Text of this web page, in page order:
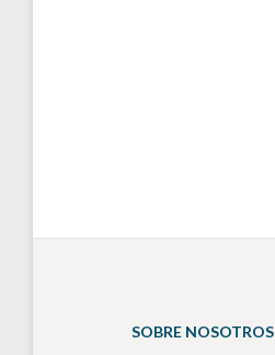
SOBRE NOSOTROS